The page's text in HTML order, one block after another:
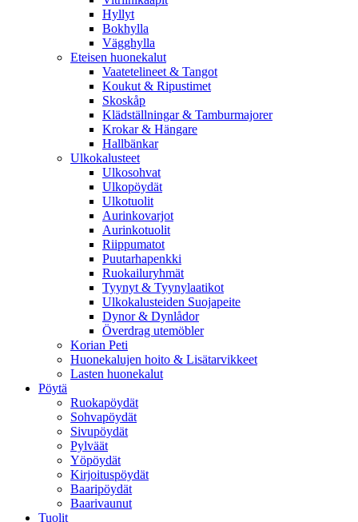
Hyllyt
Bokhylla
Vägghylla
Eteisen huonekalut
Vaatetelineet & Tangot
Koukut & Ripustimet
Skoskåp
Klädställningar & Tamburmajorer
Krokar & Hängare
Hallbänkar
Ulkokalusteet
Ulkosohvat
Ulkopöydät
Ulkotuolit
Aurinkovarjot
Aurinkotuolit
Riippumatot
Puutarhapenkki
Ruokailuryhmät
Tyynyt & Tyynylaatikot
Ulkokalusteiden Suojapeite
Dynor & Dynlådor
Överdrag utemöbler
Korian Peti
Huonekalujen hoito & Lisätarvikkeet
Lasten huonekalut
Pöytä
Ruokapöydät
Sohvapöydät
Sivupöydät
Pylväät
Yöpöydät
Kirjoituspöydät
Baaripöydät
Baarivaunut
Tuolit